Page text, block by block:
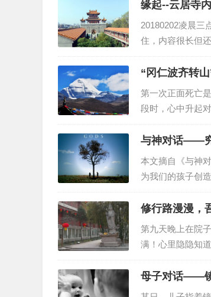
我是你女儿，我
缘起--云居寺
20180202凌晨三
住，内容很长但
加快、力量加强
自由和无限。现
“冈仁波齐转
第一次正面死亡
段时，心中升起
烂，然后一点点
为尘土。”同时在
与神对话——
本文摘自《与神
为我们的孩子创
为你们的孩子创
修行路漫漫，
第九天晚上在院
满！心里隐隐知
显现出来，就由
有慵懒的变化）
母子对话——